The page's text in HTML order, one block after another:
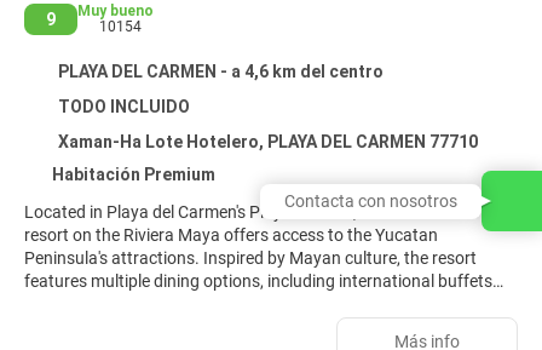
9
Muy bueno
10154
PLAYA DEL CARMEN - a 4,6 km del centro
TODO INCLUIDO
Xaman-Ha Lote Hotelero, PLAYA DEL CARMEN 77710
Habitación Premium
Located in Playa del Carmen's Playacar area, this all-inclusive
resort on the Riviera Maya offers access to the Yucatan
Peninsula's attractions. Inspired by Mayan culture, the resort
features multiple dining options, including international buffets
bars, including beach and poolside options, and take advantage
Más info
Contacta con nosotros